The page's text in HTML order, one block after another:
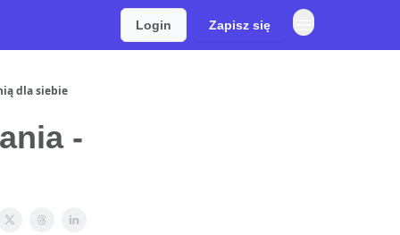
Login Zapisz się
dla siebie
-